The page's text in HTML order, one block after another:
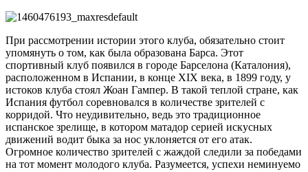
При рассмотрении истории этого клуба, обязательно стоит
упомянуть о том, как была образована Барса. Этот
спортивный клуб появился в городе Барселона (Каталония),
расположенном в Испании, в конце XIX века, в 1899 году, у
истоков клуба стоял Жоан Гампер. В такой теплой стране, как
Испания футбол соревновался в количестве зрителей с
корридой. Что неудивительно, ведь это традиционное
испанское зрелище, в котором матадор серией искусных
движений водит быка за нос уклоняется от его атак.
Огромное количество зрителей с жаждой следили за победами
на тот момент молодого клуба. Разумеется, успехи неминуемо